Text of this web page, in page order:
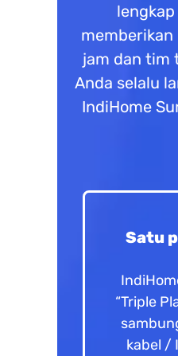
memberikan
jam dan tim
Anda selalu
IndiHome
Satu
“Triple
kabel /